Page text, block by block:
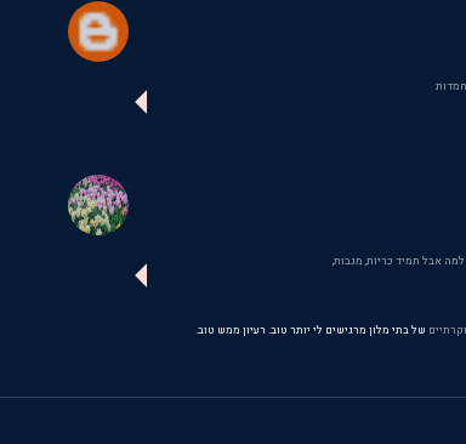
אבל תמיד כריות, מגבות,
של בתי מלון מרגישים לי יותר טוב. רעיון ממש טוב.